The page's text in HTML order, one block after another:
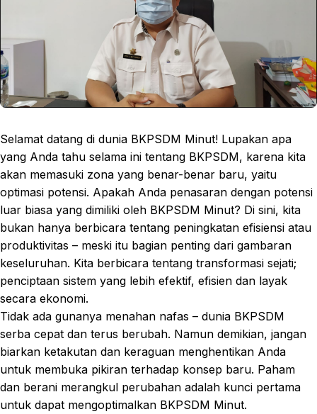
Selamat datang di dunia BKPSDM Minut! Lupakan apa
yang Anda tahu selama ini tentang BKPSDM, karena kita
akan memasuki zona yang benar-benar baru, yaitu
optimasi potensi. Apakah Anda penasaran dengan potensi
luar biasa yang dimiliki oleh BKPSDM Minut? Di sini, kita
bukan hanya berbicara tentang peningkatan efisiensi atau
produktivitas – meski itu bagian penting dari gambaran
keseluruhan. Kita berbicara tentang transformasi sejati;
penciptaan sistem yang lebih efektif, efisien dan layak
secara ekonomi.
Tidak ada gunanya menahan nafas – dunia BKPSDM
serba cepat dan terus berubah. Namun demikian, jangan
biarkan ketakutan dan keraguan menghentikan Anda
untuk membuka pikiran terhadap konsep baru. Paham
dan berani merangkul perubahan adalah kunci pertama
untuk dapat mengoptimalkan BKPSDM Minut.